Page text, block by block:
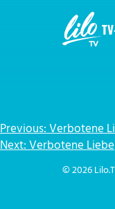
Previous:Verbotene
Next:Verbotene Liebe
© 2026